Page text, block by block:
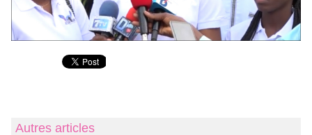
Autres articles